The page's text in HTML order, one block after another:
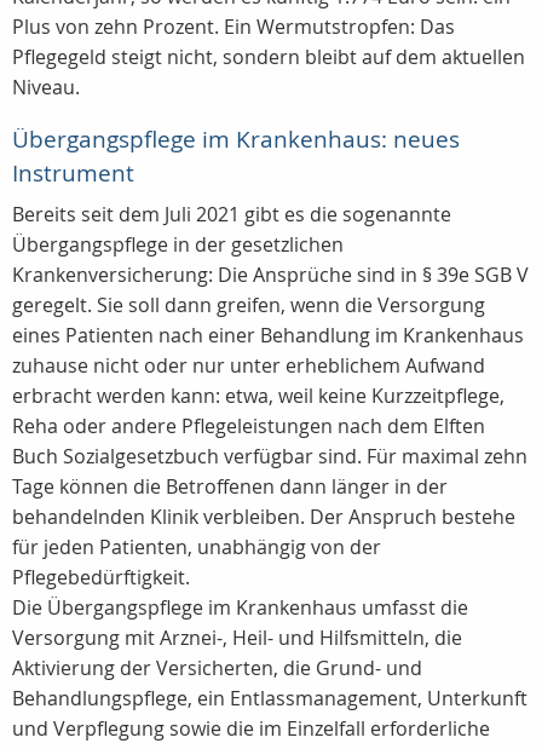
Plus von zehn Prozent. Ein Wermutstropfen: Das
Pflegegeld steigt nicht, sondern bleibt auf dem aktuellen
Niveau.
Übergangspflege im Krankenhaus: neues
Instrument
Bereits seit dem Juli 2021 gibt es die sogenannte
Übergangspflege in der gesetzlichen
Krankenversicherung: Die Ansprüche sind in § 39e SGB V
geregelt. Sie soll dann greifen, wenn die Versorgung
eines Patienten nach einer Behandlung im Krankenhaus
zuhause nicht oder nur unter erheblichem Aufwand
erbracht werden kann: etwa, weil keine Kurzzeitpflege,
Reha oder andere Pflegeleistungen nach dem Elften
Buch Sozialgesetzbuch verfügbar sind. Für maximal zehn
Tage können die Betroffenen dann länger in der
behandelnden Klinik verbleiben. Der Anspruch bestehe
für jeden Patienten, unabhängig von der
Pflegebedürftigkeit.
Die Übergangspflege im Krankenhaus umfasst die
Versorgung mit Arznei-, Heil- und Hilfsmitteln, die
Aktivierung der Versicherten, die Grund- und
Behandlungspflege, ein Entlassmanagement, Unterkunft
und Verpflegung sowie die im Einzelfall erforderliche